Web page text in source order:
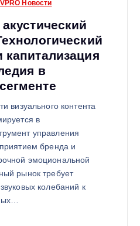
Новости
в
визуального контента
в
управления
бренда и
эмоциональной
рынок требует
колебаний к